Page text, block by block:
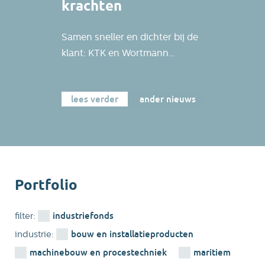
krachten
Samen sneller en dichter bij de
klant: KTK en Wortmann
en Wortmann Rent B.V. maken
en verkoopt al meer dan 35 jaar
afvalverdichtingsinstallaties,
een breed scala aan
organisaties zoals
productiebedrijven, gemeenten,
lees verder ander nieuws
Portfolio
filter: industriefonds
industrie:
bouw en installatieproducten
machinebouw en procestechniek
maritiem